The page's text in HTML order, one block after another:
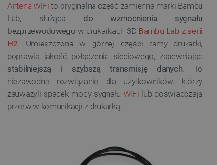
Antena WiFi to oryginalna część zamienna marki Bambu
Lab, służąca do wzmocnienia sygnału
bezprzewodowego w drukarkach 3D Bambu Lab z serii
H2. Umieszczona w górnej części ramy drukarki,
poprawia jakość połączenia sieciowego, zapewniając
stabilniejszą i szybszą transmisję danych. To
niezawodne rozwiązanie dla użytkowników, którzy
zauważyli spadek mocy sygnału WiFi lub doświadczają
przerw w komunikacji z drukarką.